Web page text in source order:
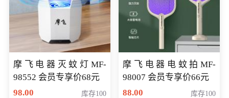
摩飞电器灭蚊灯MF-
98552 会员专享价68元
98.00
库存100
摩飞电器电蚊拍MF-
98007 会员专享价66元
88.00
库存100